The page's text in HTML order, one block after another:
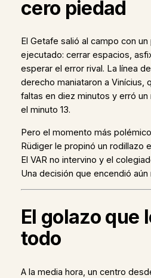
cero piedad
El Getafe salió al campo con
ejecutado: cerrar espacios,
esperar el error rival. La línea
derecho maniataron a Vinícius,
faltas en diez minutos y erró un
el minuto 13.
Pero el momento más
Rüdiger le propinó un rodillazo
El VAR no intervino y el
Una decisión que encendió aún
El golazo que
todo
A la media hora, un centro